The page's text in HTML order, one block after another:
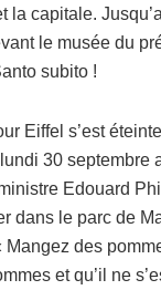
la capitale.
le musée du
subito !
Eiffel s’est
30 septembre
Edouard
dans le parc de
des
et qu’il ne